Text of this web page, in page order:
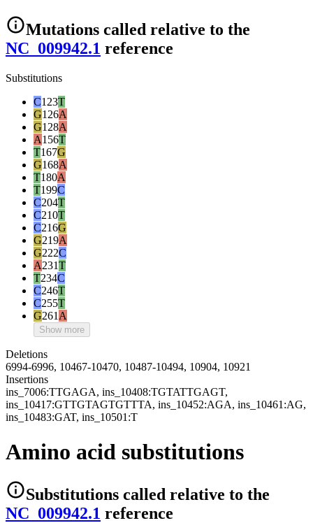
Mutations called relative to the
NC_009942.1 reference
Substitutions
C123T
G126A
G128A
A156T
T167G
G168A
T180A
T199C
C204T
C210T
C216G
G219A
G222C
A231T
T234C
C246T
C255T
G261 A
Show more
Deletions
6994-6996, 10467-10470, 10487-10494, 10904, 10921
Insertions
ins_7006:TTGAGA, ins_10408:TGTATTGAGT,
ins_10417:GTTGTAGTGTTTA, ins_10452:AGA, ins_10461:AG,
ins_10483:GAT, ins_10501:T
Amino acid substitutions
Substitutions called relative to the
NC_009942.1 reference